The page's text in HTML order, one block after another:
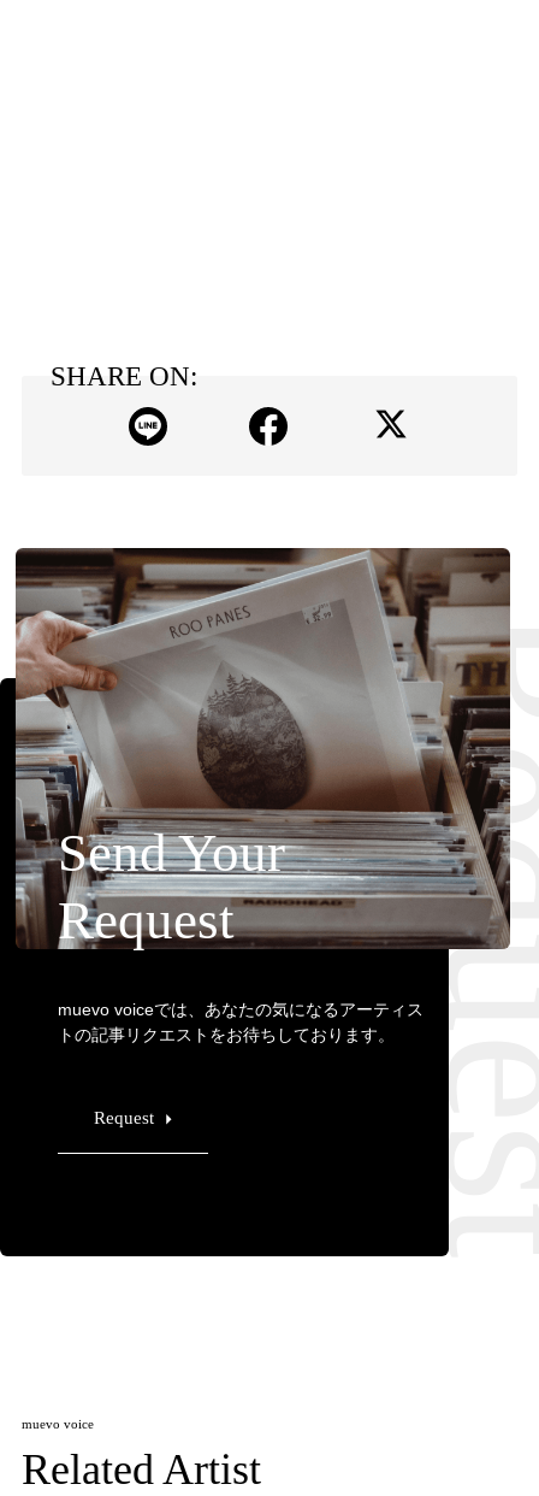
SHARE ON:
Send Your
Request
muevo voiceでは、あなたの気になるアーティス
トの記事リクエストをお待ちしております。
Request
muevo voice
Related Artist